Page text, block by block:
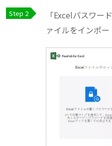
「Excelパスワー
ァイルをインポー